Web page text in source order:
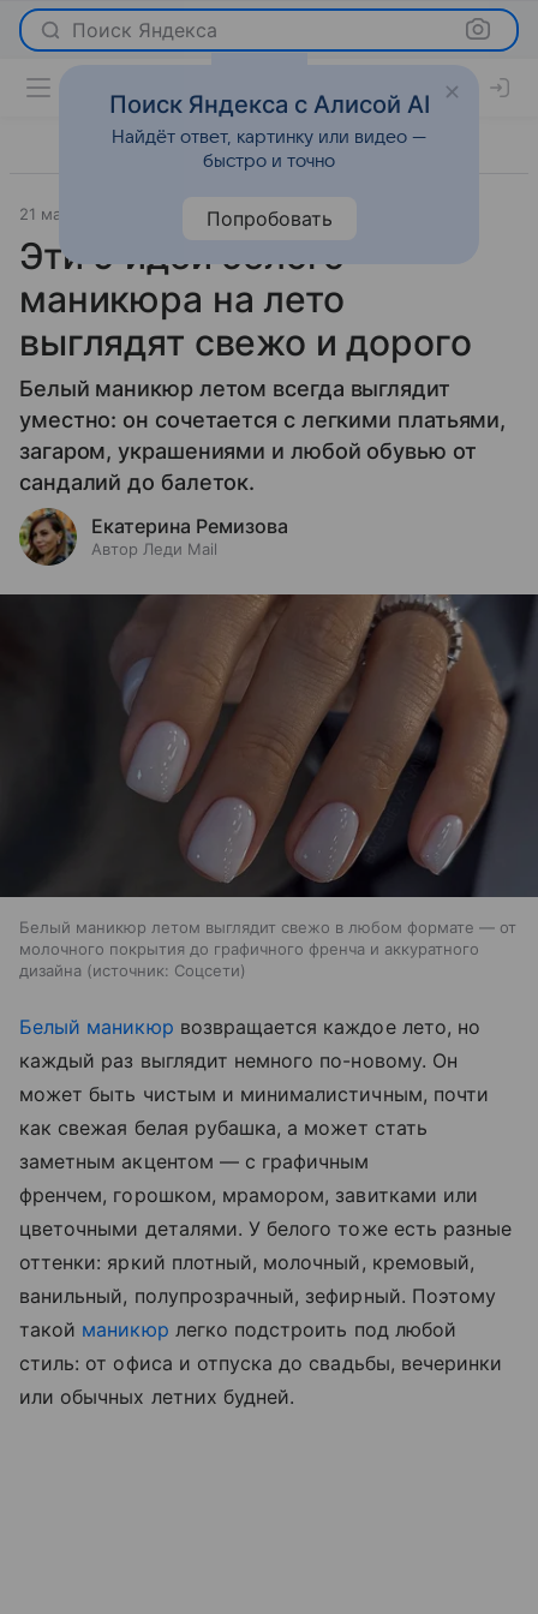
Поиск Яндекса
21 мая 2026 Красота
Эти 9 идей белого
маникюра на лето
выглядят свежо и дорого
Белый маникюр летом всегда выглядит
уместно: он сочетается с легкими платьями,
загаром, украшениями и любой обувью от
сандалий до балеток.
Екатерина Ремизова
Автор Леди Mail
Белый маникюр летом выглядит свежо в любом формате — от
молочного покрытия до графичного френча и аккуратного
дизайна
источник: Соцсети
Белый маникюр возвращается каждое лето, но
каждый раз выглядит немного по-новому. Он
может быть чистым и минималистичным, почти
как свежая белая рубашка, а может стать
заметным акцентом — с графичным
френчем, горошком, мрамором, завитками или
цветочными деталями. У белого тоже есть разные
оттенки: яркий плотный, молочный, кремовый,
ванильный, полупрозрачный, зефирный. Поэтому
такой маникюр легко подстроить под любой
стиль: от офиса и отпуска до свадьбы, вечеринки
или обычных летних будней.
Поиск Яндекса с Алисой AI
Найдёт ответ, картинку или видео —
быстро и точно
Попробовать